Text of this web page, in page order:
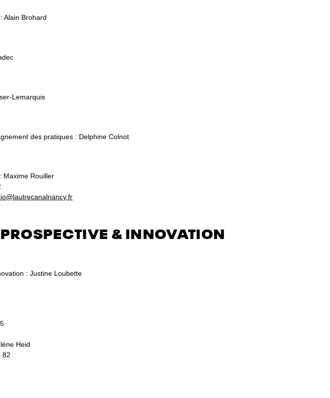
Alain Brohard
Lemarquis
des pratiques : Delphine Colnot
Maxime Rouiller
& INNOVATION
: Justine Loubette
Heid
82